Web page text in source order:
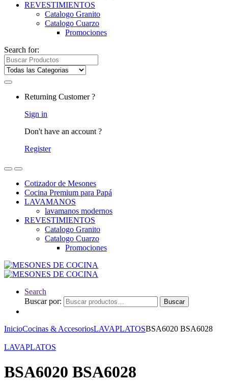
REVESTIMIENTOS
Catalogo Granito
Catalogo Cuarzo
Promociones
Search for:
Returning Customer ?
Sign in
Don't have an account ?
Register
Cotizador de Mesones
Cocina Premium para Papá
LAVAMANOS
lavamanos modernos
REVESTIMIENTOS
Catalogo Granito
Catalogo Cuarzo
Promociones
Search
Buscar por:
Buscar
InicioCocinas & AccesoriosLAVAPLATOSBSA6020 BSA6028
LAVAPLATOS
BSA6020 BSA6028